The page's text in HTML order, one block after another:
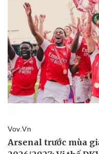
Bóng đá
Lịch thi đấu bóng đá